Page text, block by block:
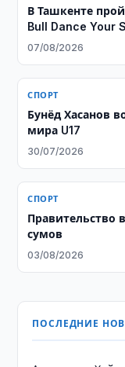
В Ташкенте
Bull Dance Your
07/08/2026
СПОРТ
Бунёд Хасанов
мира U17
30/07/2026
СПОРТ
Правительство
сумов
03/08/2026
ПОСЛЕДНИЕ